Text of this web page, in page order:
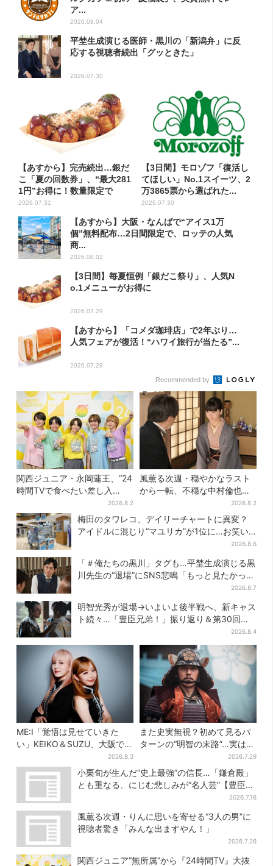
ア...
2026.08.04
平埜生成演じる医師・黒川の「新潟弁」に反
応する視聴者続出「グッときた」
2026.07.30
【あすから】完売続出…銀だ
こ「夏の回数券」、“最大281
1円”お得に！数量限定で
2026.07.31
【3日間】モロゾフ「復活し
てほしい」No.1スイーツ、2
万3865票から選ばれた...
2026.07.30
【あすから】大阪・なんばで“アイス1万
個”無料配布…2日間限定で、ロッテの人気
商...
2026.08.02
【3日間】毎夏恒例「銀だこ祭り」、人気N
o.1メニューがお得に
2026.07.29
【あすから】「コメダ珈琲店」で2年ぶり…
人気フェアが復活！“ハワイ旅行が当たる”...
2026.07.28
Recommended by
関西ジュニア・永岡蓮王、“24
時間TVで食べたい差し入
れ”は？「キッチンカーが良い
です！」会場沸く
2026.8.2
風薫る次週・穏やかなラスト
から一転、不穏な中村倫也の
登場に視聴者期待「いよいよ
登場だ」
2026.8.2
梅田のタワレコ、デイリーチャートに異変？
アイドルに混じり“マユリカ”が1位に…お笑い
2026.8.6
「＃俺たちの黒川」タグも…平埜生成演じる黒
川先生の“退場”にSNS悲鳴「もっと見たかっ
2026.8.7
明智光秀が退場→いよいよ後半戦へ、新キャス
ト続々…「豊臣兄弟！」振り返り＆第30回あ
2026.8.4
ME:I「覚悟は見せていきた
い」KEIKO＆SUZU、大阪で語
る…“日プ女子”からの3年間
と、7人で目指す夢
2026.8.3
また史実無視？初めて見るパ
ターンの“明智の末路”…実は、
ありえなくもない！？【豊臣
兄弟】
2026.7.29
小栗旬が生んだ“史上最強”の信長…「鎌倉殿」
とも重なる、にじむ悲しみが“名人芸”【豊臣兄
2026.7.16
風薫る次週・りんに思いを寄せる“3人の男”に
視聴者驚き「みんな出ますやん！」
2026.7.26
関西ジュニア“無所属”から『24時間TV』大抜